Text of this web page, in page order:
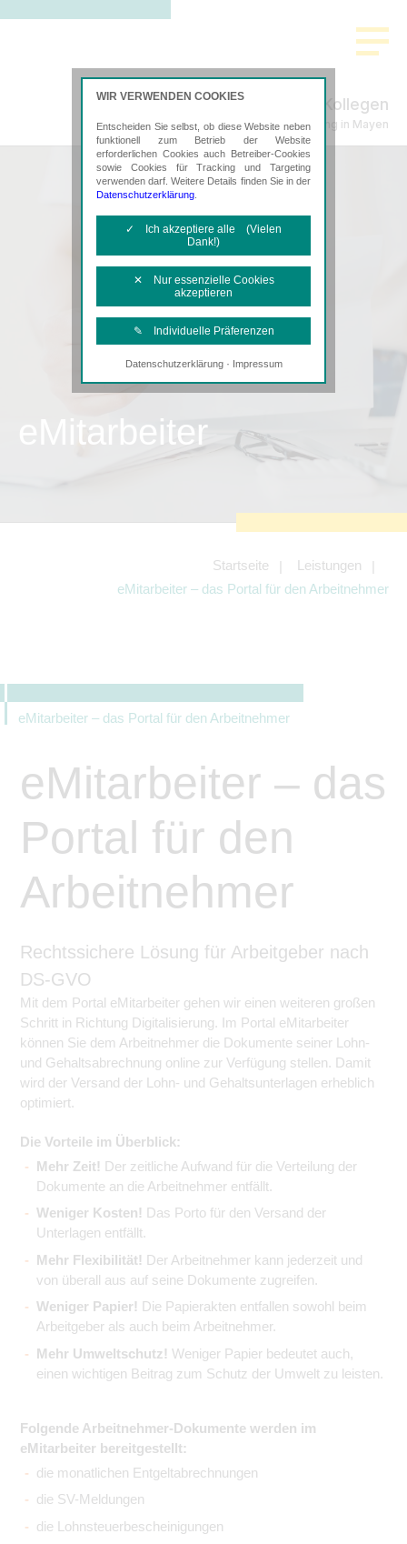
Egert & Kollegen
Steuerberatung in Mayen
eMitarbeiter
Startseite
Leistungen
eMitarbeiter – das Portal für den Arbeitnehmer
eMitarbeiter – das Portal für den Arbeitnehmer
eMitarbeiter – das
Portal für den
Arbeitnehmer
Rechtssichere Lösung für Arbeitgeber nach
DS-GVO
Mit dem Portal eMitarbeiter gehen wir einen weiteren großen
Schritt in Richtung Digitalisierung. Im Portal eMitarbeiter
können Sie dem Arbeitnehmer die Dokumente seiner Lohn-
und Gehaltsabrechnung online zur Verfügung stellen. Damit
wird der Versand der Lohn- und Gehaltsunterlagen erheblich
optimiert.
Die Vorteile im Überblick:
Mehr Zeit! Der zeitliche Aufwand für die Verteilung der
Dokumente an die Arbeitnehmer entfällt.
Weniger Kosten! Das Porto für den Versand der
Unterlagen entfällt.
Mehr Flexibilität! Der Arbeitnehmer kann jederzeit und
von überall aus auf seine Dokumente zugreifen.
Weniger Papier! Die Papierakten entfallen sowohl beim
Arbeitgeber als auch beim Arbeitnehmer.
Mehr Umweltschutz! Weniger Papier bedeutet auch,
einen wichtigen Beitrag zum Schutz der Umwelt zu leisten.
Folgende Arbeitnehmer-Dokumente werden im
eMitarbeiter bereitgestellt:
die monatlichen Entgeltabrechnungen
die SV-Meldungen
die Lohnsteuerbescheinigungen
WIR VERWENDEN COOKIES
Entscheiden Sie selbst, ob diese Website neben
funktionell zum Betrieb der Website
erforderlichen Cookies auch Betreiber-Cookies
sowie Cookies für Tracking und Targeting
verwenden darf. Weitere Details finden Sie in der
Datenschutzerklärung
✓ Ich akzeptiere alle (Vielen
Dank!)
✕ Nur essenzielle Cookies
akzeptieren
✎ Individuelle Präferenzen
Notwendige Cookies
Diese Cookies sind erforderlich, um die
Tracking- und Targeting-Cookies
Diese Cookies sind erforderlich, um
Angebotes einschließlich der
Angeboten von z.B. Facebook und
Datenschutzerklärung· Impressum